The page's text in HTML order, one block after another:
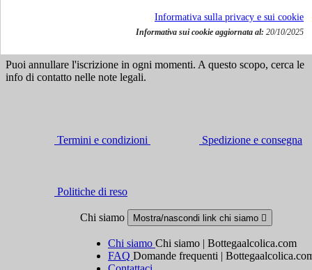
Puoi annullare l'iscrizione in ogni momenti. A questo scopo, cerca le
info di contatto nelle note legali.
Termini e condizioni Spedizione e consegna
Politiche di reso
Chi siamo Mostra/nascondi link chi siamo 
Chi siamo Chi siamo | Bottegaalcolica.com
FAQ Domande frequenti |
Informativa sulla privacy e sui cookie
Informativa sui cookie aggiornata al: 20/10/2025